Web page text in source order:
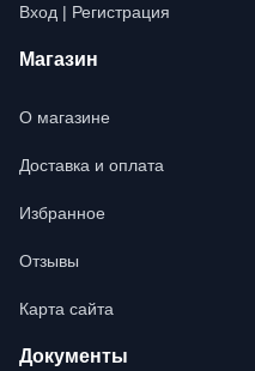
Вход | Регистрация
Магазин
О магазине
Доставка и оплата
Избранное
Отзывы
Карта сайта
Документы